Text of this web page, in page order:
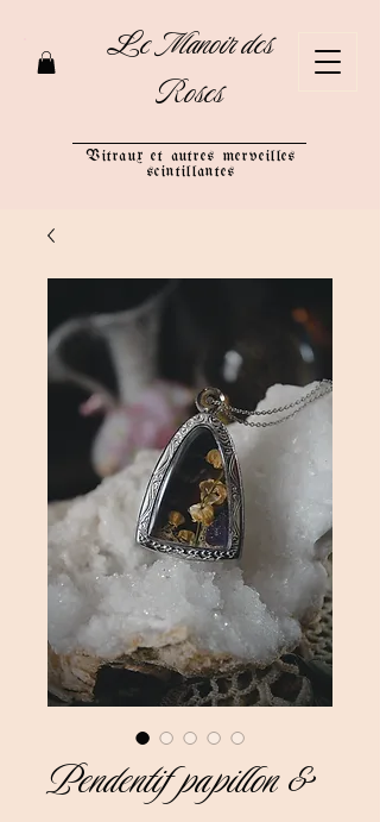
Vitraux et autres merveilles
scintillantes
Le Manoir des
Roses
Pendentif papillon &